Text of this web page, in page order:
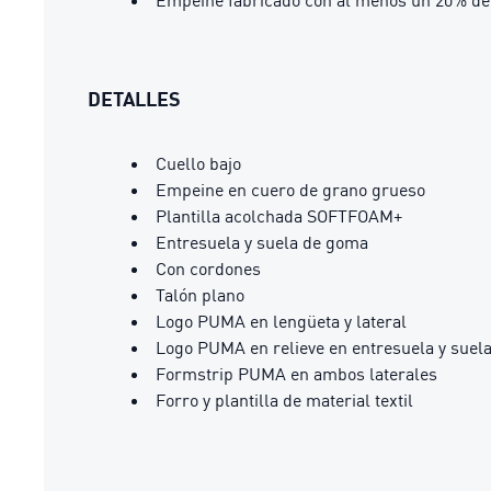
DETALLES
Cuello bajo
Empeine en cuero de grano grueso
Plantilla acolchada SOFTFOAM+
Entresuela y suela de goma
Con cordones
Talón plano
Logo PUMA en lengüeta y lateral
Logo PUMA en relieve en entresuela y suela
Formstrip PUMA en ambos laterales
Forro y plantilla de material textil